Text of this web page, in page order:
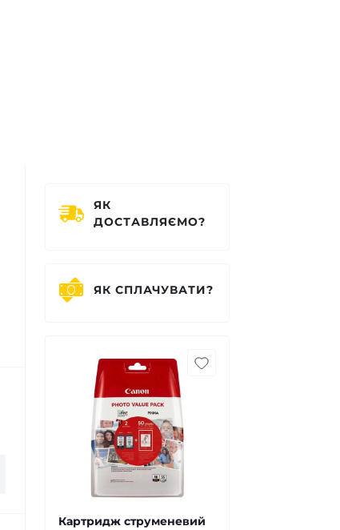
ЯК
ДОСТАВЛЯЄМО?
ЯК СПЛАЧУВАТИ?
Картридж струменевий